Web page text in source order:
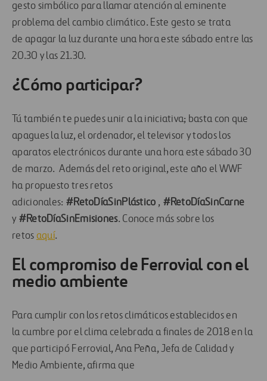
gesto simbólico para llamar atención al eminente
problema del cambio climático. Este gesto se trata
de apagar la luz durante una hora este sábado entre las
20.30 y las 21.30.
¿Cómo participar?
Tú también te puedes unir a la iniciativa; basta con que
apagues la luz, el ordenador, el televisor y todos los
aparatos electrónicos durante una hora este sábado30
de marzo. Además del reto original, este año el WWF
ha propuesto tres retos
adicionales: #RetoDíaSinPlástico , #RetoDíaSinCarne
y #RetoDíaSinEmisiones. Conoce más sobre los
retos aquí.
El compromiso de Ferrovial con el
medio ambiente
Para cumplir con los retos climáticos establecidos en
la cumbre por el clima celebrada a finales de 2018 en la
que participó Ferrovial, Ana Peña, Jefa de Calidad y
Medio Ambiente, afirma que